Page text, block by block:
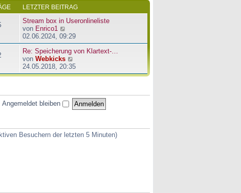
a
B
e
i
t
a
g
s
t
e
r
B
e
t
LETZTER BEITRAG
Stream box in Useronlineliste
von Enrico1
e
u
e
s
t
e
e
a
g
02.06.2024, 09:29
Re: Speicherung von Klartext-…
von Webkicks
e
u
t
e
r
e
i
24.05.2018, 20:35
Angemeldet bleiben
Besuchern der letzten 5 Minuten)